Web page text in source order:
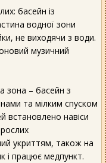
басейн із
водної зони
не виходячи з води.
музичний
зона – басейн з
та мілким спуском
встановлено навіси
укриттям, також на
і працює медпункт.